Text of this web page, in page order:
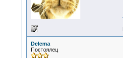
Delema
Постоялец